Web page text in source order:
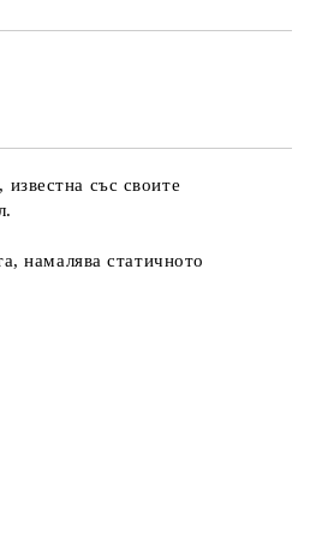
със своите
намалява статичното